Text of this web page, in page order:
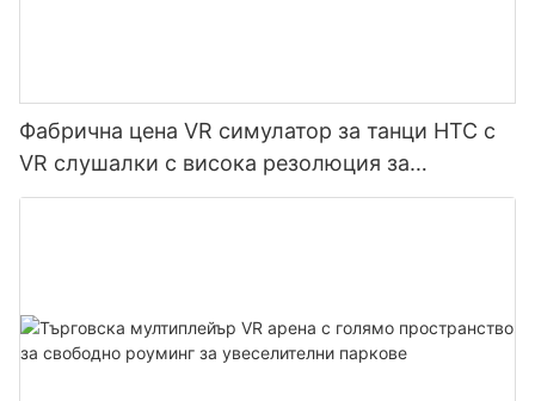
Фабрична цена VR симулатор за танци HTC с
VR слушалки с висока резолюция за
продажба | SKYFUN